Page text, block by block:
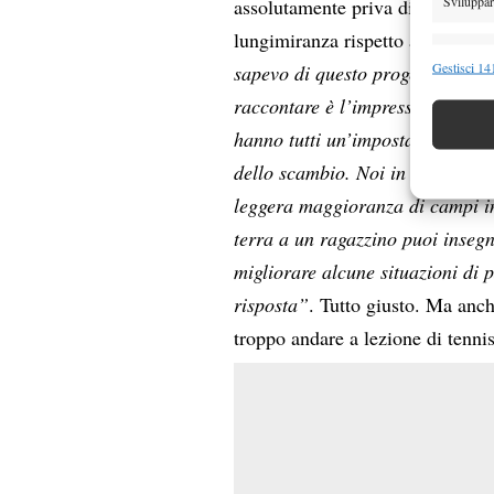
scelte
Gestisci
assolutamente priva di
lungimiranza rispetto a quella
sapevo di questo progetto per
raccontare è l’impressione
hanno tutti un’impostazione
dello scambio. Noi in
leggera maggioranza di campi
terra a un ragazzino puoi
migliorare alcune situazioni di
risposta”. Tutto giusto. Ma
troppo andare a lezione di